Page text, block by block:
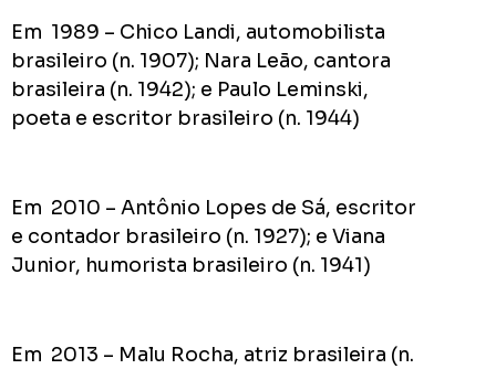
Em 1989 – Chico Landi, automobilista
brasileiro (n. 1907); Nara Leão, cantora
brasileira (n. 1942); e Paulo Leminski,
poeta e escritor brasileiro (n. 1944)
Em 2010 – Antônio Lopes de Sá, escritor
e contador brasileiro (n. 1927); e Viana
Junior, humorista brasileiro (n. 1941)
Em 2013 – Malu Rocha, atriz brasileira (n.